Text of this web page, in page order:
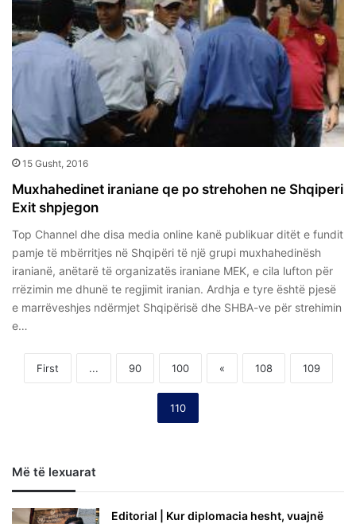
15 Gusht, 2016
Muxhahedinet iraniane qe po strehohen ne Shqiperi
Exit shpjegon
Top Channel dhe disa media online kanë publikuar ditët e fundit
pamje të mbërritjes në Shqipëri të një grupi muxhahedinësh
iranianë, anëtarë të organizatës iraniane MEK, e cila lufton për
rrëzimin me dhunë te regjimit iranian. Ardhja e tyre është pjesë
e marrëveshjes ndërmjet Shqipërisë dhe SHBA-ve për strehimin
e…
First ... 90 100 « 108 109
110
Më të lexuarat
Editorial | Kur diplomacia hesht, vuajnë